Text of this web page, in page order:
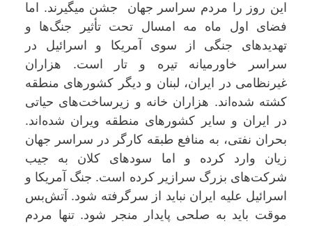
این روز را مردم سراسر جهان جشن میگیرند. اما
فضای اول ماه مه امسال تحت تأثیر جنگ‌ها و
تهدیدهای جنگی از سوی آمریکا و اسرائیل در
سراسر خاورمیانه تیره و تار است. هزاران
غیرنظامی در ایران، لبنان و دیگر کشورهای منطقه
کشته شده‌اند. هزاران خانه و زیرساخت‌های حیاتی
در ایران و سایر کشورهای منطقه ویران شده‌اند.
بحران نفتی، به منافع طبقه کارگر در سراسر جهان
زیان وارد کرده و اما سودهای کلان به جیب
شرکت‌های بزرگ سرازیر کرده است. جنگ آمریکا و
اسرائیل علیه ایران نباید از سرگرفته شود. آتش‌بس
موقت باید به صلحی پایدار منجر شود. تنها مردم